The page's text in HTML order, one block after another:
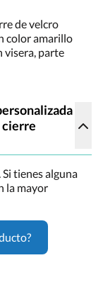
de velcro
color amarillo
visera, parte
cierre
tienes alguna
la mayor